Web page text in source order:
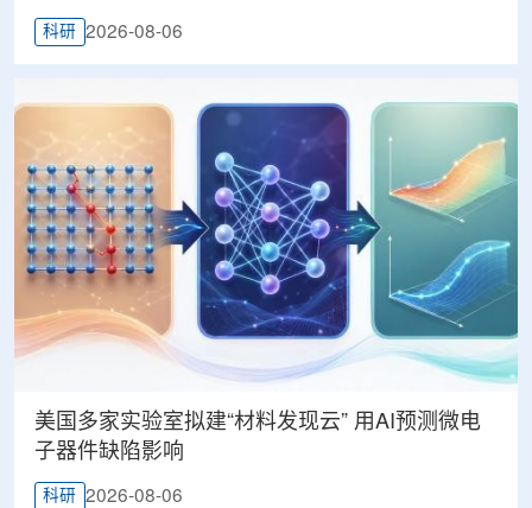
科研 2026-08-06
美国多家实验室拟建“材料发现云” 用AI预测微电
子器件缺陷影响
科研 2026-08-06